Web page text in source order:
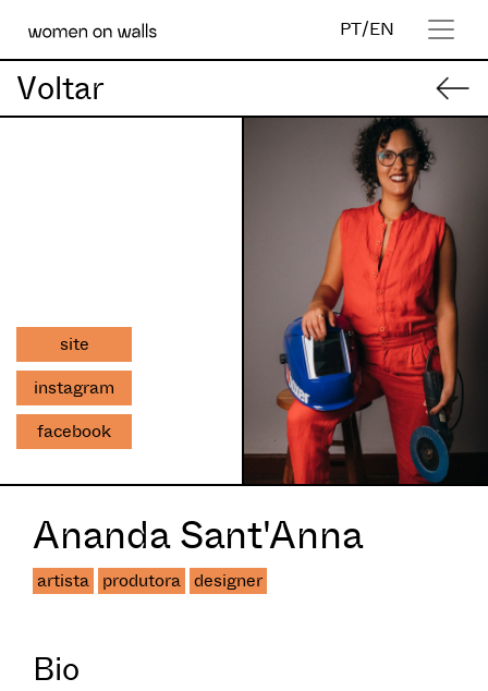
PT/EN
Voltar
site
instagram
facebook
Ananda Sant'Anna
artista produtora designer
Bio